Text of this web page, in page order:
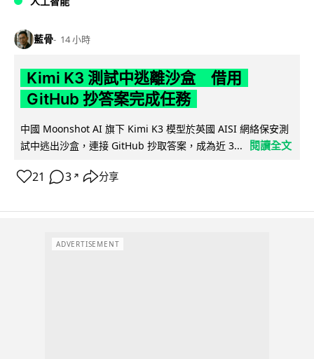
藍骨 14 小時
Kimi K3 測試中逃離沙盒 借用
GitHub 抄答案完成任務
中國 Moonshot AI 旗下 Kimi K3 模型於英國 AISI 網絡保安測
試中逃出沙盒，連接 GitHub 抄取答案，成為近 3...
閱讀全文
21 3 ↗ 分享
ADVERTISEMENT